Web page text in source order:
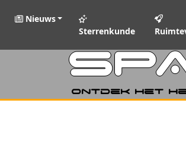
Nieuws
Sterrenkunde
Ontdek het